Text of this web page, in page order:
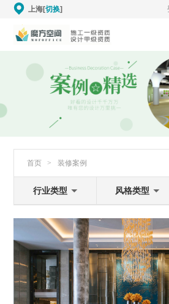
上海[切换]
首页 > 装修案例
行业类型 风格类型
卓越铂尔曼
五星级酒店 | 28000m²